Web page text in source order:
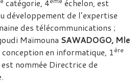
catégorie, 4
échelon, est
développement de l’expertise
des télécommunications ;
Maïmouna SAWADOGO, Mle
conception en informatique, 1ère
nommée Directrice de